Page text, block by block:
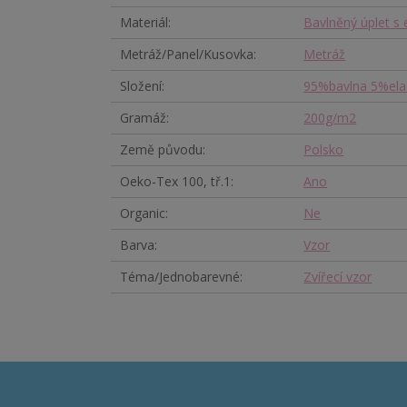
Materiál
Bavlněný úplet s
Metráž/Panel/Kusovka
Metráž
Složení
95%bavlna
Gramáž
200g/m2
Země původu
Polsko
Oeko-Tex 100, tř.1
Ano
Organic
Ne
Barva
Vzor
Téma/Jednobarevné
Zvířecí vzor